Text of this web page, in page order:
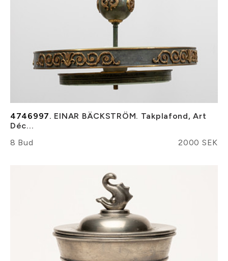
4746997. EINAR BÄCKSTRÖM. Takplafond, Art
Déc...
8 Bud
2000 SEK